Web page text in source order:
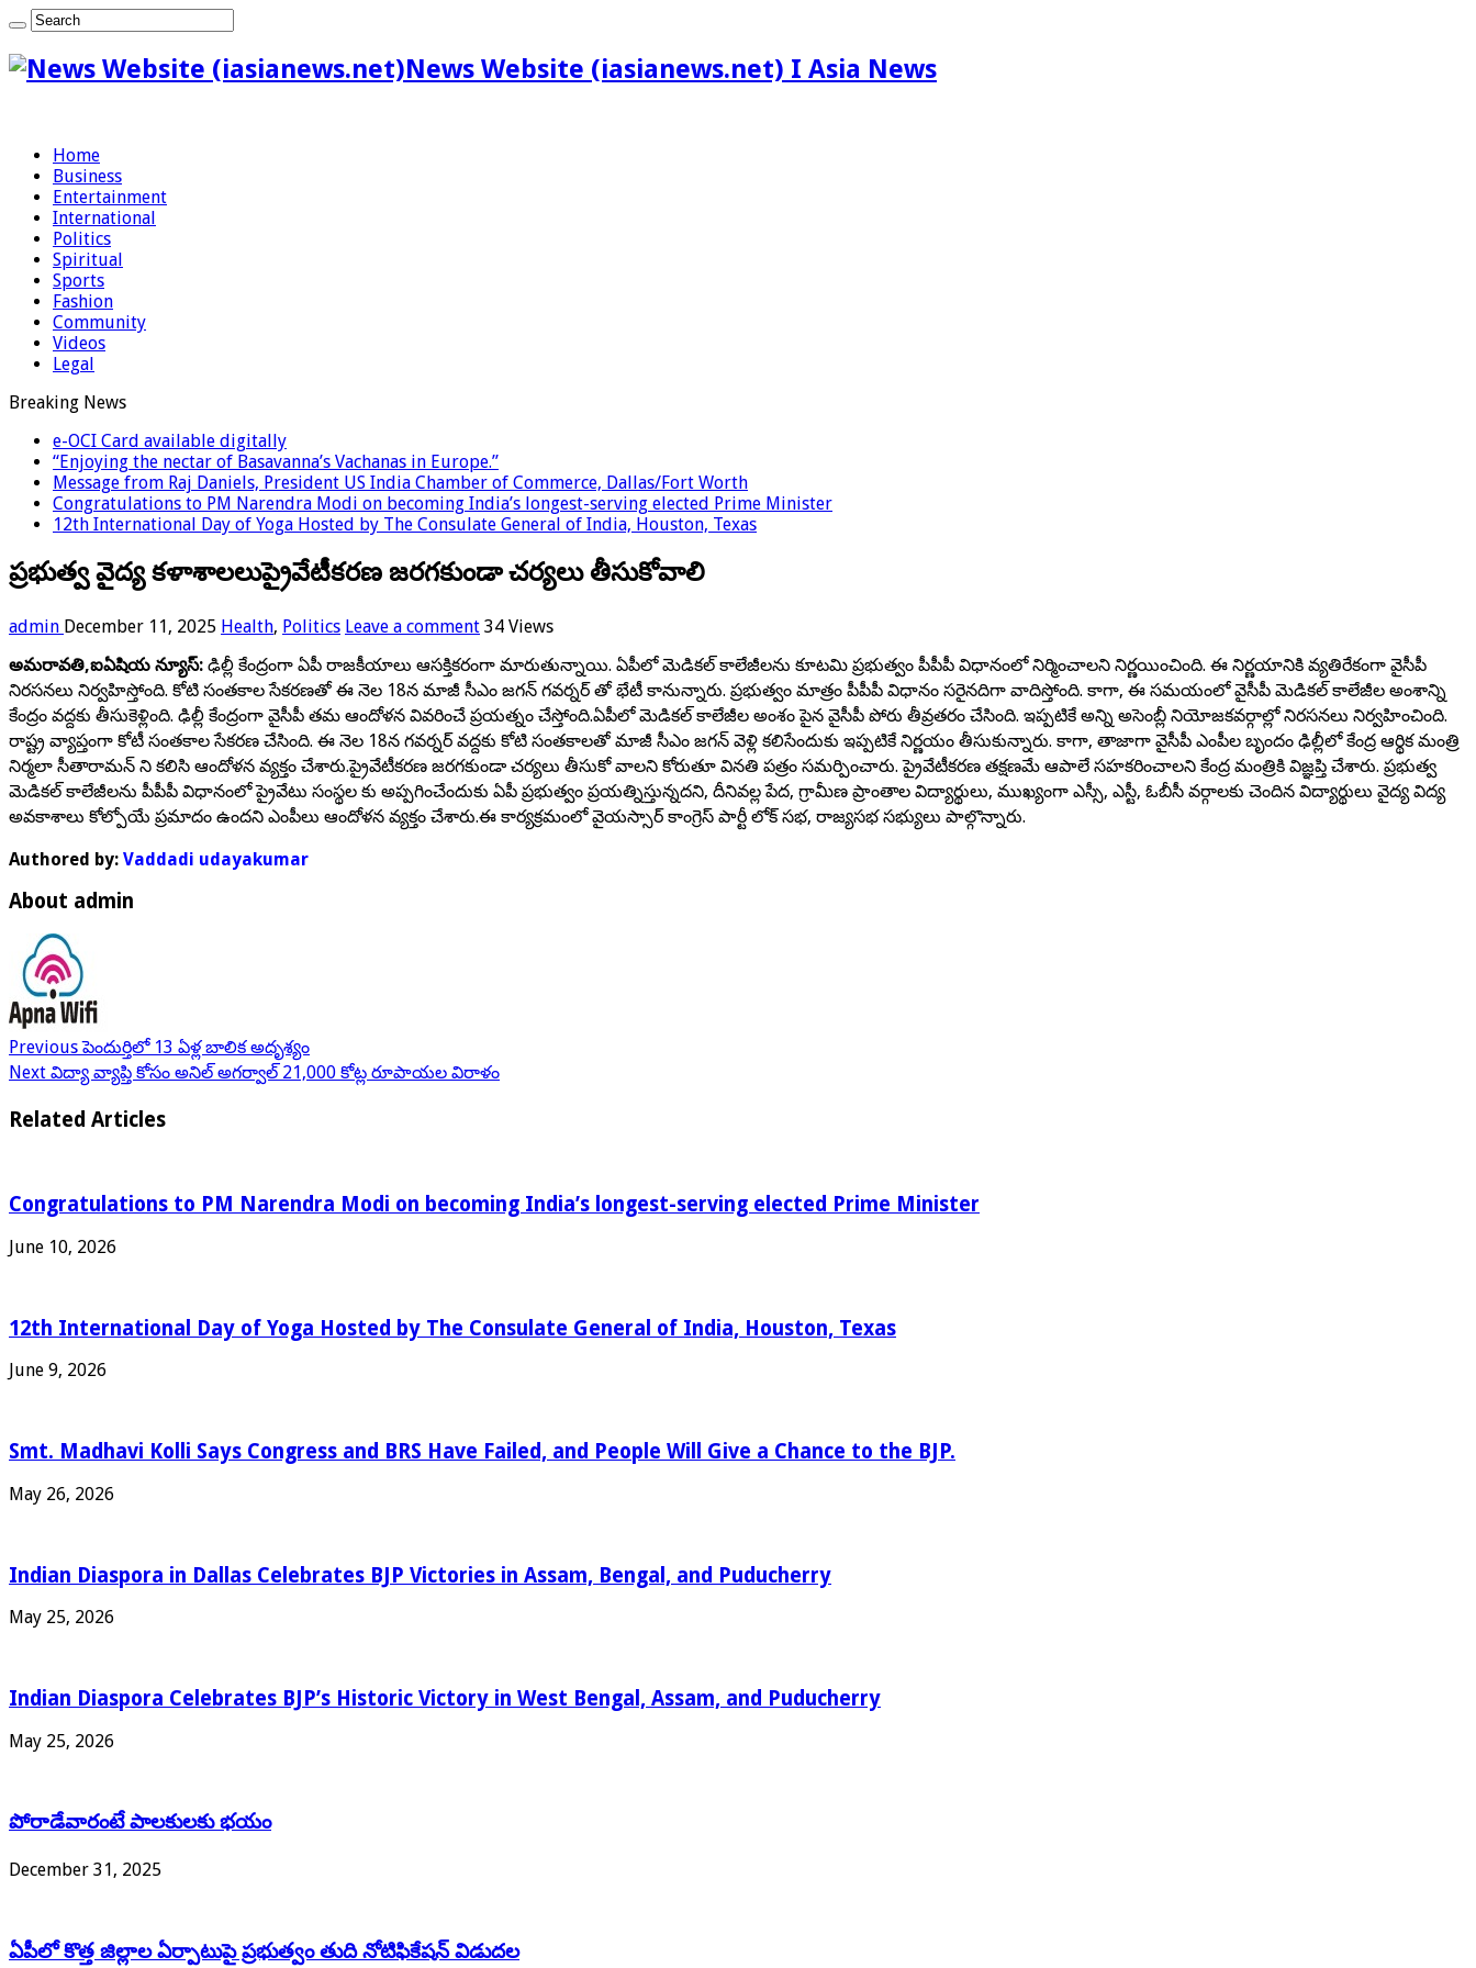
News Website (iasianews.net) I Asia News
Home
Business
Entertainment
International
Politics
Spiritual
Sports
Fashion
Community
Videos
Legal
Breaking News
e-OCI Card available digitally
“Enjoying the nectar of Basavanna’s Vachanas in Europe.”
Message from Raj Daniels, President US India Chamber of Commerce, Dallas/Fort Worth
Congratulations to PM Narendra Modi on becoming India’s longest-serving elected Prime Minister
12th International Day of Yoga Hosted by The Consulate General of India, Houston, Texas
ప్రభుత్వ వైద్య కళాశాలలుప్రైవేటీకరణ జరగకుండా చర్యలు తీసుకోవాలి
admin December 11, 2025 Health, Politics Leave a comment 34 Views
అమరావతి,ఐఏషియ న్యూస్: ఢిల్లీ కేంద్రంగా ఏపీ రాజకీయాలు ఆసక్తికరంగా మారుతున్నాయి. ఏపీలో మెడికల్ కాలేజీలను కూటమి ప్రభుత్వం పీపీపీ విధానంలో నిర్మించాలని నిర్ణయించింది. ఈ నిర్ణయానికి వ్యతిరేకంగా వైసీపీ
నిరసనలు నిర్వహిస్తోంది. కోటి సంతకాల సేకరణతో ఈ నెల 18న మాజీ సీఎం జగన్ గవర్నర్ తో భేటీ కానున్నారు. ప్రభుత్వం మాత్రం పీపీపీ విధానం సరైనదిగా వాదిస్తోంది. కాగా, ఈ సమయంలో వైసీపీ మెడికల్ కాలేజీల అంశాన్ని
కేంద్రం వద్దకు తీసుకెళ్లింది. ఢిల్లీ కేంద్రంగా వైసీపీ తమ ఆందోళన వివరించే ప్రయత్నం చేస్తోంది.ఏపీలో మెడికల్ కాలేజీల అంశం పైన వైసీపీ పోరు తీవ్రతరం చేసింది. ఇప్పటికే అన్ని అసెంబ్లీ నియోజకవర్గాల్లో నిరసనలు నిర్వహించింది.
రాష్ట్ర వ్యాప్తంగా కోటీ సంతకాల సేకరణ చేసింది. ఈ నెల 18న గవర్నర్ వద్దకు కోటి సంతకాలతో మాజీ సీఎం జగన్ వెళ్లి కలిసేందుకు ఇప్పటికే నిర్ణయం తీసుకున్నారు. కాగా, తాజాగా వైసీపీ ఎంపీల బృందం ఢిల్లీలో కేంద్ర ఆర్థిక మంత్రి
నిర్మలా సీతారామన్ ని కలిసి ఆందోళన వ్యక్తం చేశారు.ప్రైవేటీకరణ జరగకుండా చర్యలు తీసుకో వాలని కోరుతూ వినతి పత్రం సమర్పించారు. ప్రైవేటీకరణ తక్షణమే ఆపాలే సహకరించాలని కేంద్ర మంత్రికి విజ్ఞప్తి చేశారు. ప్రభుత్వ
మెడికల్ కాలేజీలను పీపీపీ విధానంలో ప్రైవేటు సంస్థల కు అప్పగించేందుకు ఏపీ ప్రభుత్వం ప్రయత్నిస్తున్నదని, దీనివల్ల పేద, గ్రామీణ ప్రాంతాల విద్యార్థులు, ముఖ్యంగా ఎస్సీ, ఎస్టీ, ఓబీసీ వర్గాలకు చెందిన విద్యార్థులు వైద్య విద్య
అవకాశాలు కోల్పోయే ప్రమాదం ఉందని ఎంపీలు ఆందోళన వ్యక్తం చేశారు.ఈ కార్యక్రమంలో వైయస్సార్ కాంగ్రెస్ పార్టీ లోక్ సభ, రాజ్యసభ సభ్యులు పాల్గొన్నారు.
Authored by: Vaddadi udayakumar
About admin
Previousపెందుర్తిలో 13 ఏళ్ల బాలిక అదృశ్యం
Next విద్యా వ్యాప్తి కోసం అనిల్ అగర్వాల్ 21,000 కోట్ల రూపాయల విరాళం
Related Articles
Congratulations to PM Narendra Modi on becoming India’s longest-serving elected Prime Minister
June 10, 2026
12th International Day of Yoga Hosted by The Consulate General of India, Houston, Texas
June 9, 2026
Smt. Madhavi Kolli Says Congress and BRS Have Failed, and People Will Give a Chance to the BJP.
May 26, 2026
Indian Diaspora in Dallas Celebrates BJP Victories in Assam, Bengal, and Puducherry
May 25, 2026
Indian Diaspora Celebrates BJP’s Historic Victory in West Bengal, Assam, and Puducherry
May 25, 2026
పోరాడేవారంటే పాలకులకు భయం
December 31, 2025
ఏపీలో కొత్త జిల్లాల ఏర్పాటుపై ప్రభుత్వం తుది నోటిఫికేషన్ విడుదల